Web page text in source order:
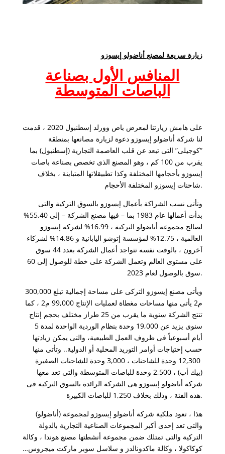
زيارة سريعة لمصنع أناضولو إيسوزو
المنافس الأول بصناعة
الباصات المتوسطة
على هامش زيارتنا لمعرض باص وورلد إسطنبول 2020 ، قدمت
لنا شركة أناضولو إيسوزو دعوة لزيارة مصانعها بمنطقة
“كوجيلى” التى تبعد عن قلب العاصمة التجارية (إسطنبول) بما
يقرب من 100 كم ، وهو المصنع الذى تخصص بصناعة باصات
إيسوزو بأحجامها المختلفة وكذا تطبيقلاتها المتباينة ، بخلاف
شاحنات إيسوزو المختلفة الأحجام.
وتأتى نسب الشراكة بأعمال إيسوزو بالسوق التركية والتى
بدأت أعمالها عام 1983 بما – فيها مصنع الشركة – إلى 55.40%
لصالح مجموعة أناضولو التركية ، 16.99% لشركة إيسوزو
العالمية ، 12.75% لمؤسسة إتوشو اليابانية و 14.86% لشركاء
آخرون ، بالوقت نفسه تتواجد أعمال الشركة بعدد 44 سوق
على مستوى العالم وتعمل الشركة على خطة للوصول إلى 60
سوق بالوصول لعام 2023.
ويأتى مصنع إيسوزو التركى على مساحة إجمالية تبلغ 300,000
م2 يأتى منها مساحات مغطاة لعمليات الإنتاج 99,000 م2 ، كما
تنتج الشركة سنوية ما يقرب من 25 طراز مختلف بحجم إنتاج
سنوى يزيد عن 19,000 وحدة بنظام الوردية الواحدة لمدة 5
أيام أسبوعياً فى ظروف العمل الطبيعية، والتى يمكن زيادتها
حسب إحتياجات أوامر التوريد المحلية أو الدولية.. وتأتى منها
12,300 وحدة للشاحنات ، 3,000 وحدة للشاحنات الصغيرة
(بيك أب) ، 2,500 وحدة للباصات المتوسطة والتى تعد معها
شركة أناضولو إيسوزو هى الشركة الرائدة بالسوق التركية فى
هذه الفئة ، وذلك بخلاف 1,250 للباصات الكبيرة.
هذا ، تعود ملكية شركة أناضولو إيسوزو لمجموعة (أناضولو)
والتى تعد إحدى أكبر المجموعات الصناعية التجارية بالدولة
التركية والتى تمتلك ضمن مجموعة أنشطتها مصنع هوندا ، وكالة
كوكاكولا ، وكالة ماكدونالدز و سلاسل سوبر ماركت ميجروس…